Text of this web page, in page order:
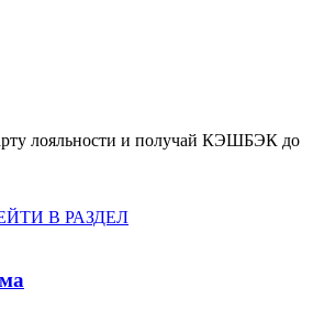
лояльности и получай КЭШБЭК до
В РАЗДЕЛ